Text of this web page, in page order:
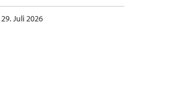
29. Juli 2026